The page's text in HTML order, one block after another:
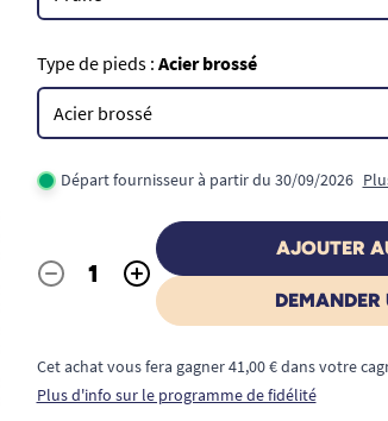
Type de pieds : Acier brossé
Départ fournisseur à partir du 30/09/2026
Quantité
- +
AJOUTER
DEMANDER
Cet achat vous fera gagner 41,00 € dans votre
Plus d'info sur le programme de fidélité